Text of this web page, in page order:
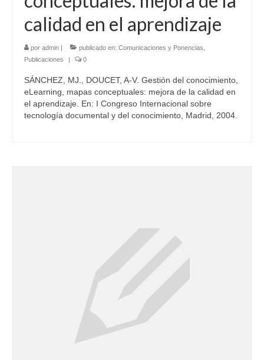
calidad en el aprendizaje
por admin | publicado en: Comunicaciones y Ponencias
Publicaciones
| 0
SÁNCHEZ, MJ., DOUCET, A-V. Gestión del conocimiento,
eLearning, mapas conceptuales: mejora de la calidad en
el aprendizaje. En: I Congreso Internacional sobre
tecnología documental y del conocimiento, Madrid, 2004.